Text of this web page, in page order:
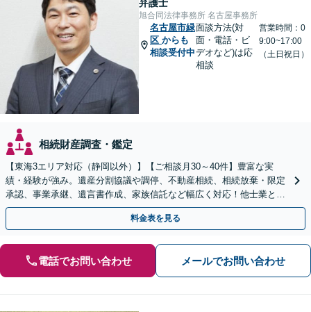
弁護士
旭合同法律事務所 名古屋事務所
名古屋市緑
区 からも
相談受付中
面談方法(対
面・電話・ビ
デオなど)は応
相談
営業時間：0
9:00~17:00
（土日祝日）
相続財産調査・鑑定
【東海3エリア対応（静岡以外）】【ご相談月30～40件】豊富な実
績・経験が強み。遺産分割協議や調停、不動産相続、相続放棄・限定
承認、事業承継、遺言書作成、家族信託など幅広く対応！他士業と連
携して円滑な問題解決を目指します。【初回面談無料】
料金表を見る
電話でお問い合わせ メールでお問い合わせ